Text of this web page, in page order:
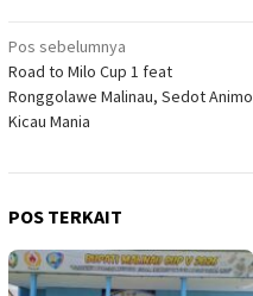
Navigasi
pos
Pos sebelumnya
Road to Milo Cup 1 feat
Ronggolawe Malinau, Sedot Animo
Kicau Mania
POS TERKAIT